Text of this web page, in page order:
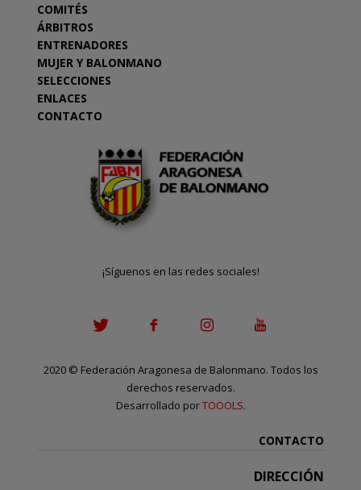
COMITÉS
ÁRBITROS
ENTRENADORES
MUJER Y BALONMANO
SELECCIONES
ENLACES
CONTACTO
¡Síguenos en las redes sociales!
2020 © Federación Aragonesa de Balonmano. Todos los
derechos reservados.
Desarrollado porTOOOLS.
CONTACTO
DIRECCIÓN